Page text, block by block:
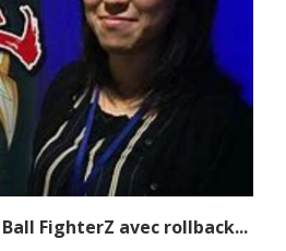
FighterZ avec rollback...